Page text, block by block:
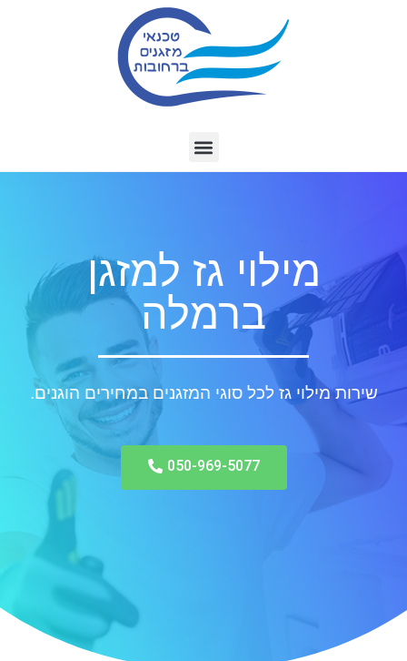
מילוי גז למזגן
ברמלה
שירות מילוי גז לכל סוגי המזגנים במחירים הוגנים.
050-969-5077